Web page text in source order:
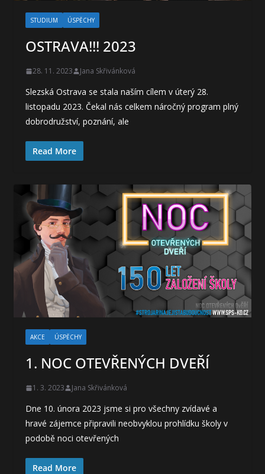
STUDIUM ÚSPĚCHY
OSTRAVA!!! 2023
28. 11. 2023 Jana Skřivánková
Slezská Ostrava se stala naším cílem v úterý 28.
listopadu 2023. Čekal nás celkem náročný program plný
dobrodružství, poznání, ale
Read More
AKCE ÚSPĚCHY
1. NOC OTEVŘENÝCH DVEŘÍ
1. 3. 2023 Jana Skřivánková
Dne 10. února 2023 jsme si pro všechny zvídavé a
hravé zájemce připravili neobvyklou prohlídku školy v
podobě noci otevřených
Read More